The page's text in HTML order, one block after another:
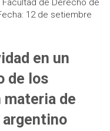
Facultad de Derecho de
12 de setiembre
en un
de los
materia de